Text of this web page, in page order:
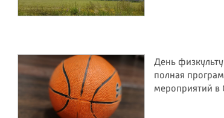
День
полная
мероприятий в